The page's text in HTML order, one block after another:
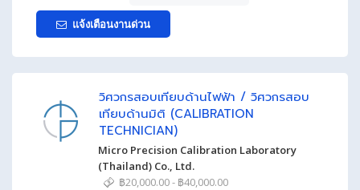
แจ้งเตือนงานด่วน
วิศวกรสอบเทียบด้านไฟฟ้า / วิศวกรสอบ
เทียบด้านมิติ (CALIBRATION
TECHNICIAN)
Micro Precision Calibration Laboratory
(Thailand) Co., Ltd.
฿20,000.00 - ฿40,000.00